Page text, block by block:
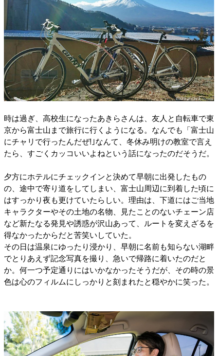
時は過ぎ、高校生になったあきらさんは、友人と自転車で東
京から富士山まで旅行に行くようになる。なんでも「富士山
にチャリで行ったんだぜ!｣なんて、冬休み明けの教室で言え
たら、すごくカッコいいよねという話になったのだそうだ。
夕方にホテルにチェックインと決めて早朝に出発したもの
の、途中で寄り道をしてしまい、富士山周辺に到着した頃に
はすっかり夜も更けていたらしい。理由は、下道にはご当地
キャラクターやその土地の名物、見たことのないチェーン店
など新たなる発見や誘惑が沢山あって、ルートを変えざるを
得なかったからだと苦笑いしていた。
その日は温泉にゆったり浸かり、早朝に名前も知らない湖畔
でとりあえず記念写真を撮り、急いで帰路に着いたのだと
か。何一つ予定通りにはいかなかったそうだが、その時の景
色は心のフィルムにしっかりと刻まれたと穏やかに笑った。